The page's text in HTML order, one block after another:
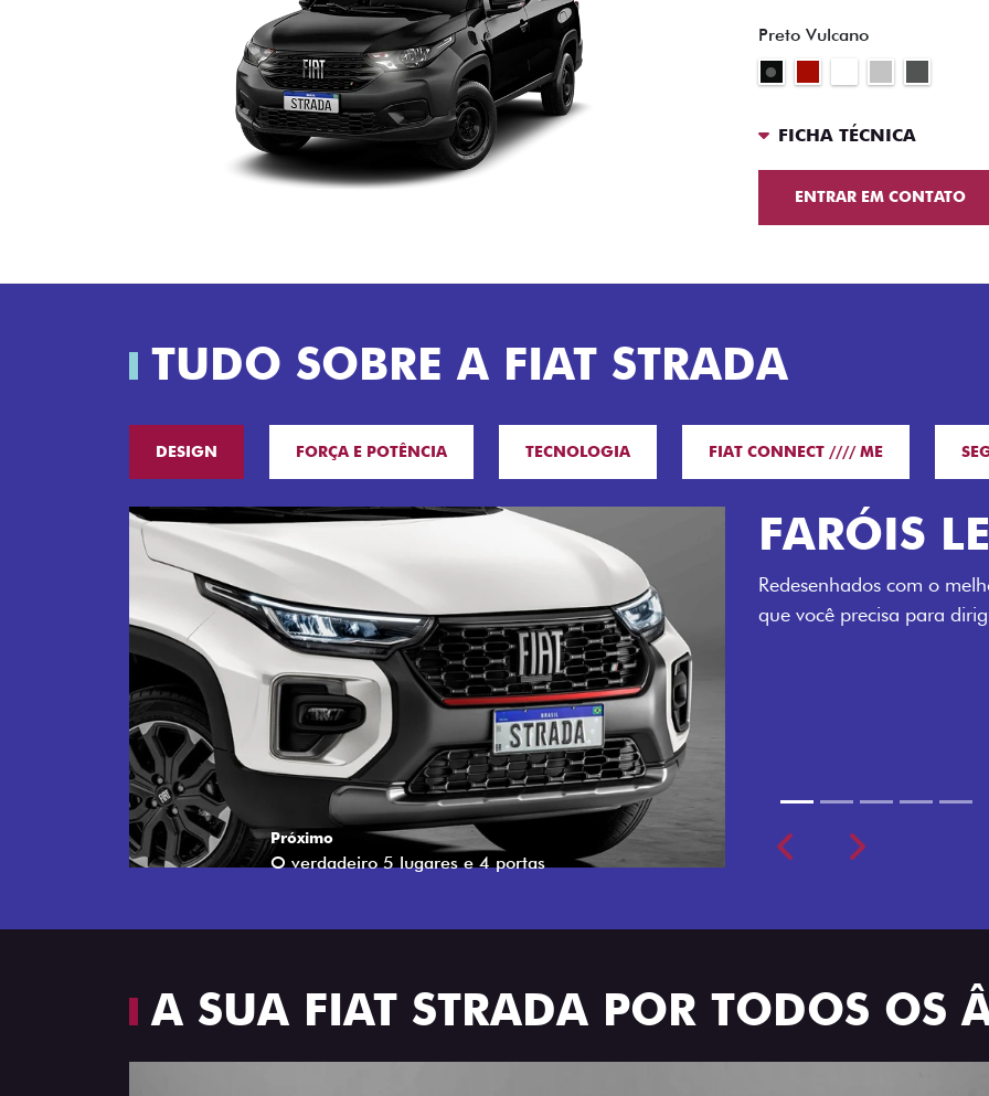
Preto Vulcano
FICHA TÉCNICA
ENTRAR EM CONTATO
TUDO SOBRE A FIAT STRADA
DESIGN FORÇA E POTÊNCIA TECNOLOGIA FIAT CONNECT //// ME
O
LUGARES
Próximo
Espaço e conforto
PreviousNext
A SUA FIAT STRADA POR TODOS OS